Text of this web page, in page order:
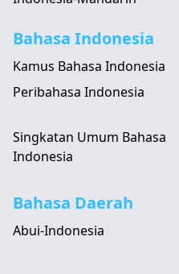
Bahasa Indonesia
Kamus Bahasa Indonesia
Peribahasa Indonesia
Singkatan Umum Bahasa
Indonesia
Bahasa Daerah
Abui-Indonesia